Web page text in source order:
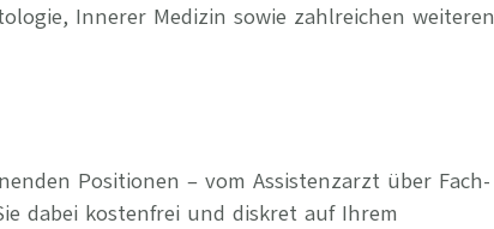
Innerer Medizin sowie zahlreichen weiteren
Positionen – vom Assistenzarzt über Fach-
dabei kostenfrei und diskret auf Ihrem